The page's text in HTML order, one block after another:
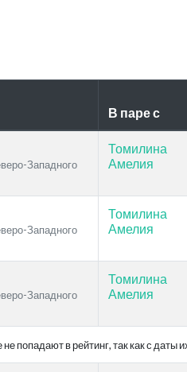
В паре с
Западного
Томилина
Амелия
Западного
Томилина
Амелия
Западного
Томилина
Амелия
попадают в рейтинг, так как с даты